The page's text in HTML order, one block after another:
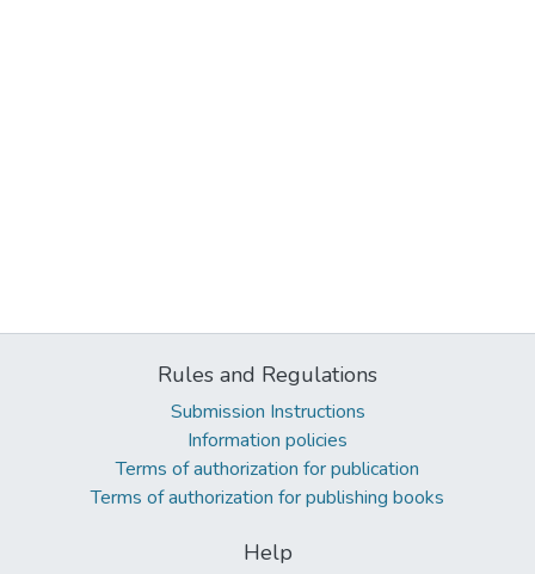
Rules and Regulations
Submission Instructions
Information policies
Terms of authorization for publication
Terms of authorization for publishing books
Help